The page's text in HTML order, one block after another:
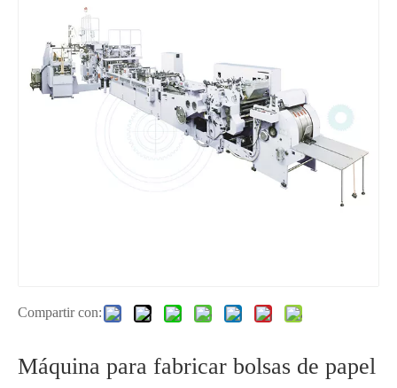
Compartir con:
Máquina para fabricar bolsas de papel